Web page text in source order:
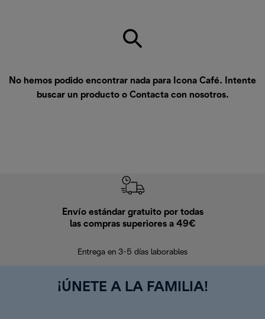
No hemos podido encontrar nada para Icona Café. Intente
buscar un producto o Contacta con nosotros.
Envío estándar gratuito por todas
las compras superiores a 49€
Entrega en 3-5 días laborables
¡ÚNETE A LA FAMILIA!